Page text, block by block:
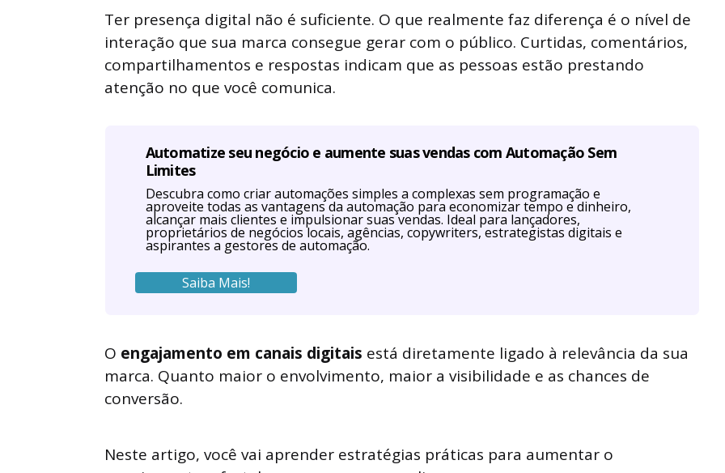
Ter presença digital não é suficiente. O que realmente faz diferença é o nível de
interação que sua marca consegue gerar com o público. Curtidas, comentários,
compartilhamentos e respostas indicam que as pessoas estão prestando
atenção no que você comunica.
Automatize seu negócio e aumente suas vendas com Automação Sem
Limites
Descubra como criar automações simples a complexas sem programação e
aproveite todas as vantagens da automação para economizar tempo e dinheiro,
alcançar mais clientes e impulsionar suas vendas. Ideal para lançadores,
proprietários de negócios locais, agências, copywriters, estrategistas digitais e
aspirantes a gestores de automação.
Saiba Mais!
O engajamento em canais digitais está diretamente ligado à relevância da sua
marca. Quanto maior o envolvimento, maior a visibilidade e as chances de
conversão.
Neste artigo, você vai aprender estratégias práticas para aumentar o